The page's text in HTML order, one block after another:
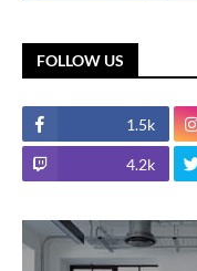
FOLLOW US
1.5k
4.2k